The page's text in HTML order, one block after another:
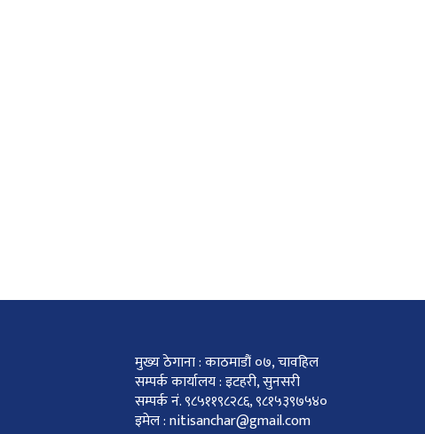
मुख्य ठेगाना : काठमाडौं ०७, चावहिल
सम्पर्क कार्यालय : इटहरी, सुनसरी
सम्पर्क नं. ९८५११९८२८६, ९८१५३९७५४०
इमेल : nitisanchar@gmail.com